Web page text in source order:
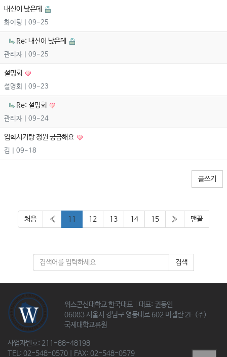
내신이 낮은데
화이팅 | 09-25
Re: 내신이 낮은데
관리자 | 09-25
설명회
설명회 | 09-23
Re: 설명회
관리자 | 09-24
입학시기랑 정원 궁금해요
김 | 09-18
글쓰기
처음 « 11 12 13 14 15 » 맨끝
검색
위스콘신대학교 한국대표│대표: 권동인
06083 서울시 강남구 영동대로 602 미켈란 2F (주)
국제대학교류원
사업자번호: 211-88-48198
TEL: 02-548-0570 | FAX: 02-548-0579